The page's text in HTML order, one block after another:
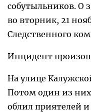
собутыльников. О
во вторник, 21
Следственного
Инцидент
На улице
Потом один из
облил приятелей